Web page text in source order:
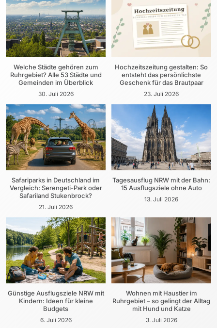
Welche Städte gehören zum
Ruhrgebiet? Alle 53 Städte und
Gemeinden im Überblick
30. Juli 2026
Hochzeitszeitung gestalten: So
entsteht das persönlichste
Geschenk für das Brautpaar
23. Juli 2026
Safariparks in Deutschland im
Vergleich: Serengeti-Park oder
Safariland Stukenbrock?
21. Juli 2026
Tagesausflug NRW mit der Bahn:
15 Ausflugsziele ohne Auto
13. Juli 2026
Günstige Ausflugsziele NRW mit
Kindern: Ideen für kleine
Budgets
6. Juli 2026
Wohnen mit Haustier im
Ruhrgebiet – so gelingt der Alltag
mit Hund und Katze
3. Juli 2026